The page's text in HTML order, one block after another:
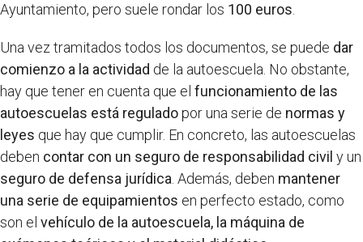
Ayuntamiento, pero suele rondar los 100 euros
Una vez tramitados todos los documentos, se puede dar
comienzo a la actividad de la autoescuela. No obstante,
hay que tener en cuenta que el funcionamiento de las
autoescuelas está reguladopor una serie de normas y
leyes que hay que cumplir. En concreto, las autoescuelas
deben contar con un seguro de responsabilidad civil y un
seguro de defensa jurídica . Además, deben mantener
una serie de equipamientos en perfecto estado, como
son el vehículo de la autoescuela, la máquina de